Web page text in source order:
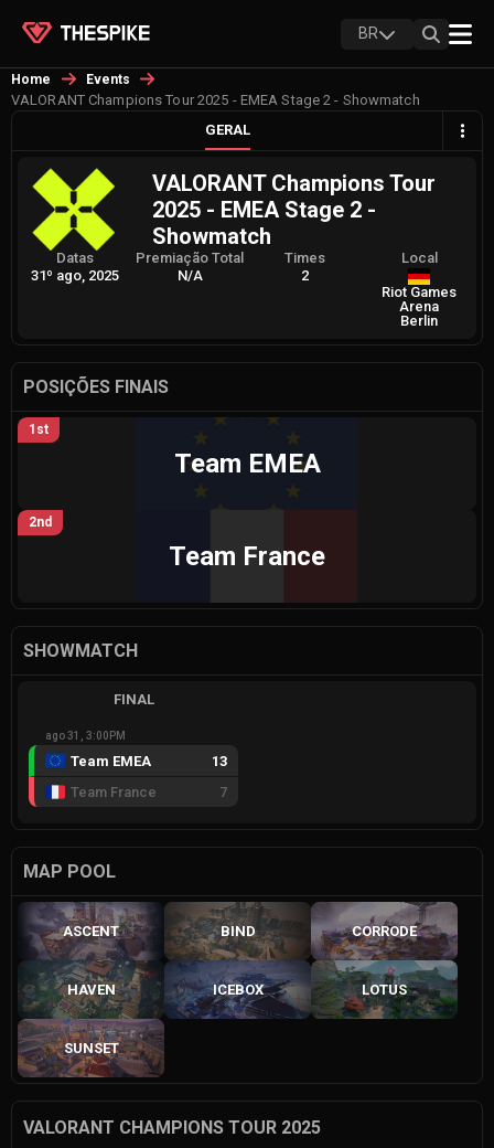
BR
Home Events
VALORANT Champions Tour 2025 - EMEA Stage 2 - Showmatch
GERAL
VALORANT Champions Tour
2025 - EMEA Stage 2 -
Showmatch
Datas
31º ago, 2025
Premiação Total
N/A
Times
2
Local
Riot Games
Arena
Berlin
POSIÇÕES FINAIS
1st
Team EMEA
2nd
Team France
SHOWMATCH
FINAL
ago 31, 3:00PM
Team EMEA
13
Team France
7
MAP POOL
ASCENT BIND CORRODE
HAVEN ICEBOX LOTUS
SUNSET
VALORANT CHAMPIONS TOUR 2025